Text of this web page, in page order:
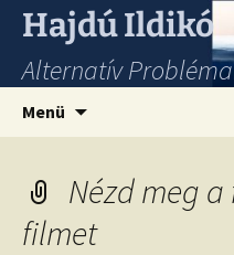
Hajdú Ildikó
Alternatív
Menü
Nézd meg
filmet